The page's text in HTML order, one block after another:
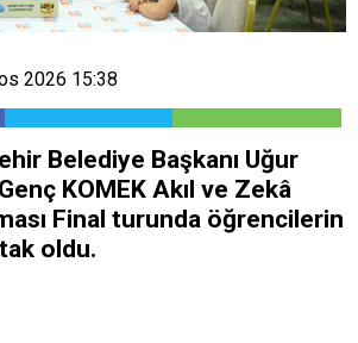
2026 15:38
Belediye Başkanı Uğur
KOMEK Akıl ve Zekâ
Final turunda öğrencilerin
oldu.